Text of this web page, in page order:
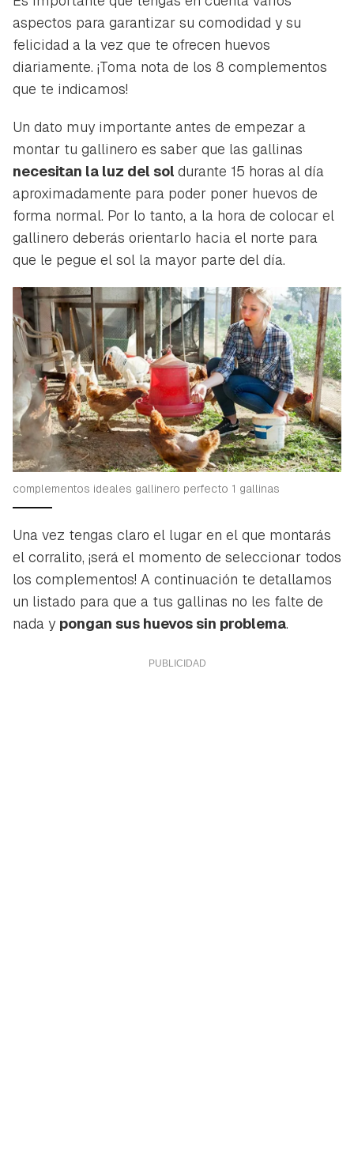
aspectos para garantizar su comodidad y su
felicidad a la vez que te ofrecen huevos
diariamente. ¡Toma nota de los 8 complementos
que te indicamos!
Un dato muy importante antes de empezar a
montar tu gallinero es saber que las gallinas
necesitan la luz del sol durante 15 horas al día
aproximadamente para poder poner huevos de
forma normal. Por lo tanto, a la hora de colocar el
gallinero deberás orientarlo hacia el norte para
que le pegue el sol la mayor parte del día.
complementos ideales gallinero perfecto 1 gallinas
Una vez tengas claro el lugar en el que montarás
el corralito, ¡será el momento de seleccionar todos
los complementos! A continuación te detallamos
un listado para que a tus gallinas no les falte de
nada y pongan sus huevos sin problema.